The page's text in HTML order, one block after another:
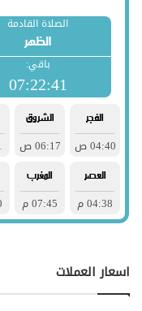
اسعار العملات